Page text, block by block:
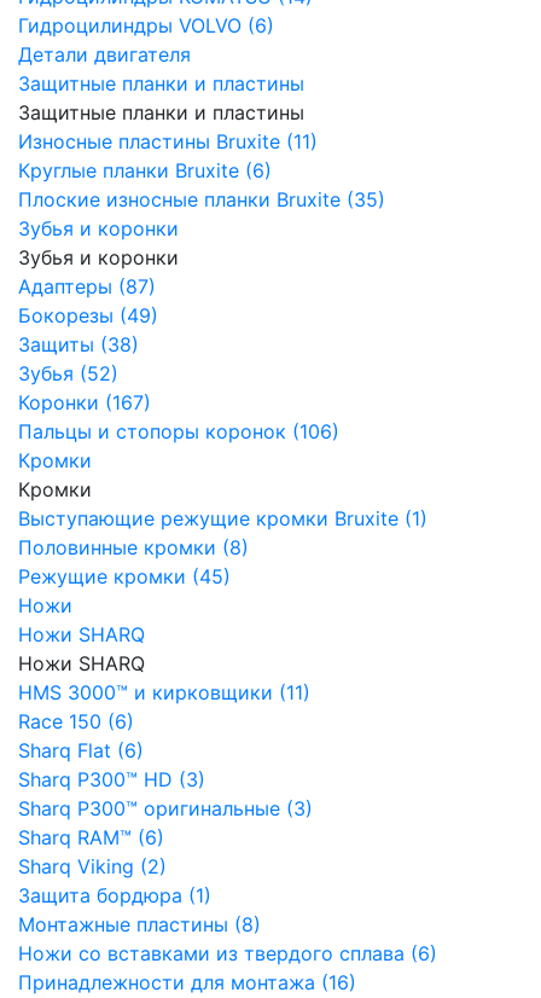
Гидроцилиндры VOLVO (6)
Детали двигателя
Защитные планки и пластины
Защитные планки и пластины
Износные пластины Bruxite (11)
Круглые планки Bruxite (6)
Плоские износные планки Bruxite (35)
Зубья и коронки
Зубья и коронки
Адаптеры (87)
Бокорезы (49)
Защиты (38)
Зубья (52)
Коронки (167)
Пальцы и стопоры коронок (106)
Кромки
Кромки
Выступающие режущие кромки Bruxite (1)
Половинные кромки (8)
Режущие кромки (45)
Ножи
Ножи SHARQ
Ножи SHARQ
HMS 3000™ и кирковщики (11)
Race 150 (6)
Sharq Flat (6)
Sharq P300™ HD (3)
Sharq P300™ оригинальные (3)
Sharq RAM™ (6)
Sharq Viking (2)
Защита бордюра (1)
Монтажные пластины (8)
Ножи со вставками из твердого сплава (6)
Принадлежности для монтажа (16)